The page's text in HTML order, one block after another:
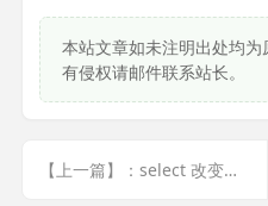
本站文章如未注明出处均
有侵权请邮件联系站长。
【上一篇】：select 改变时,执行ajax操作